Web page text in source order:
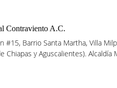
Contraviento A.C.
#15, Barrio Santa Martha, Villa
Chiapas y Aguscalientes). Alcaldía